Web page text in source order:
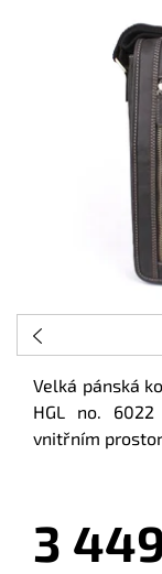
Velká pánská
HGL no.
vnitřním
3